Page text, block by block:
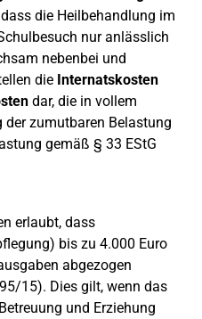
die Heilbehandlung im
nur anlässlich
nebenbei und
die Internatskosten
dar, die in vollem
der zumutbaren Belastung
gemäß § 33 EStG
erlaubt, dass
bis zu 4.000 Euro
abgezogen
15). Dies gilt, wenn das
und Erziehung